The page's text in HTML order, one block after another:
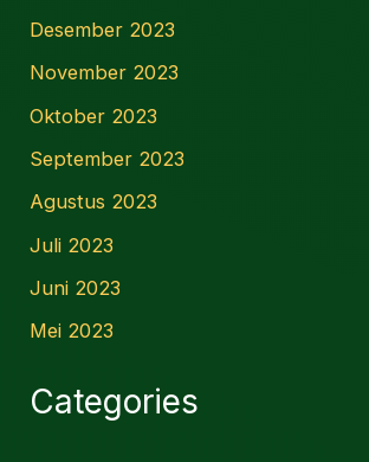
Desember 2023
November 2023
Oktober 2023
September 2023
Agustus 2023
Juli 2023
Juni 2023
Mei 2023
Categories